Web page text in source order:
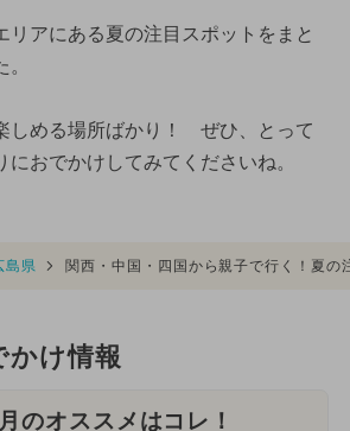
リアにある夏の注目スポットをまと
しめる場所ばかり！ ぜひ、とって
におでかけしてみてくださいね。
島県 関西・中国・四国から親子で行く！夏の
かけ情報
のオススメはコレ！